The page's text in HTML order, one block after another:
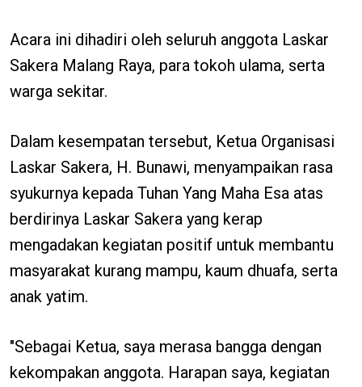
Acara ini dihadiri oleh seluruh anggota Laskar
Sakera Malang Raya, para tokoh ulama, serta
warga sekitar.
Dalam kesempatan tersebut, Ketua Organisasi
Laskar Sakera, H. Bunawi, menyampaikan rasa
syukurnya kepada Tuhan Yang Maha Esa atas
berdirinya Laskar Sakera yang kerap
mengadakan kegiatan positif untuk membantu
masyarakat kurang mampu, kaum dhuafa, serta
anak yatim.
"Sebagai Ketua, saya merasa bangga dengan
kekompakan anggota. Harapan saya, kegiatan